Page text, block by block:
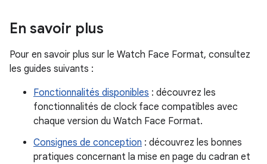
En savoir plus
Pour en savoir plus sur le Watch Face Format, consultez
les guides suivants :
Fonctionnalités disponibles : découvrez les
fonctionnalités de clock face compatibles avec
chaque version du Watch Face Format.
Consignes de conception : découvrez les bonnes
pratiques concernant la mise en page du cadran et